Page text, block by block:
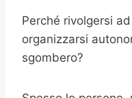
Perché rivolgersi
organizzarsi
sgombero?